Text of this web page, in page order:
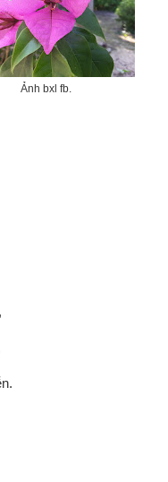
Ảnh bxl fb.